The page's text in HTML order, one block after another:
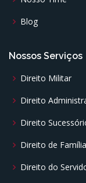
Blog
Nossos Serviços
Direito Militar
Direito
Direito
Direito de Família
Direito do